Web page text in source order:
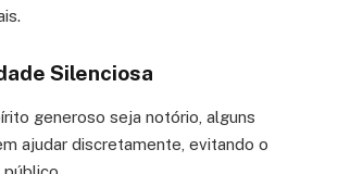
Silenciosa
generoso seja notório, alguns
ajudar discretamente, evitando o